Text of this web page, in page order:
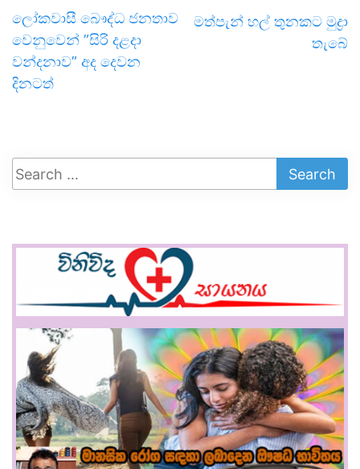
ලෝකවාසී බෞද්ධ ජනතාව
වෙනුවෙන් ”සිරි දළදා
වන්දනාව” අද දෙවන
දිනටත්
මත්පැන් හල් තුනකට මුද්‍රා
තැබේ